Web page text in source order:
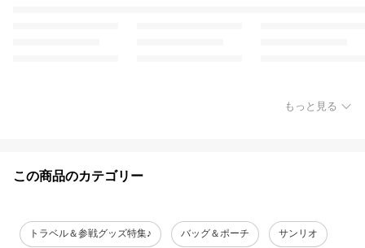
もっと見る
この商品のカテゴリー
トラベル＆参戦グッズ特集♪ バッグ＆ポーチ サンリオ